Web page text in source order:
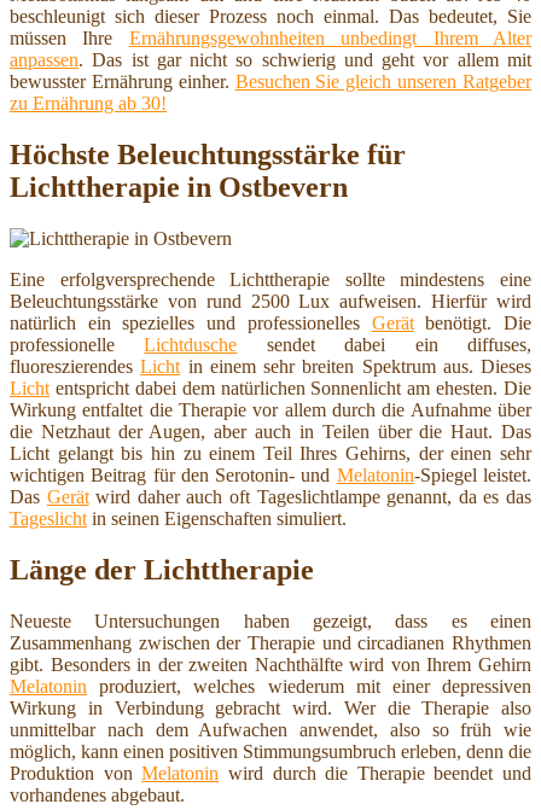
beschleunigt sich dieser Prozess noch einmal. Das bedeutet, Sie
müssen Ihre Ernährungsgewohnheiten unbedingt Ihrem Alter
anpassen. Das ist gar nicht so schwierig und geht vor allem mit
bewusster Ernährung einher. Besuchen Sie gleich unseren Ratgeber
zu Ernährung ab 30!
Höchste Beleuchtungsstärke für
Lichttherapie in Ostbevern
Eine erfolgversprechende Lichttherapie sollte mindestens eine
Beleuchtungsstärke von rund 2500 Lux aufweisen. Hierfür wird
natürlich ein spezielles und professionelles Gerätbenötigt. Die
professionelleLichtdusche sendet dabei ein diffuses,
fluoreszierendesLicht in einem sehr breiten Spektrum aus. Dieses
Licht entspricht dabei dem natürlichen Sonnenlicht am ehesten. Die
Wirkung entfaltet die Therapie vor allem durch die Aufnahme über
die Netzhaut der Augen, aber auch in Teilen über die Haut. Das
Licht gelangt bis hin zu einem Teil Ihres Gehirns, der einen sehr
wichtigen Beitrag für den Serotonin- und Melatonin-Spiegel leistet.
Das Gerätwird daher auch oft Tageslichtlampe genannt, da es das
Tageslicht in seinen Eigenschaften simuliert.
Länge der Lichttherapie
Neueste Untersuchungen haben gezeigt, dass es einen
Zusammenhang zwischen der Therapie und circadianen Rhythmen
gibt. Besonders in der zweiten Nachthälfte wird von Ihrem Gehirn
Melatonin produziert, welches wiederum mit einer depressiven
Wirkung in Verbindung gebracht wird. Wer die Therapie also
unmittelbar nach dem Aufwachen anwendet, also so früh wie
möglich, kann einen positiven Stimmungsumbruch erleben, denn die
Produktion vonMelatonin wird durch die Therapie beendet und
vorhandenes abgebaut.